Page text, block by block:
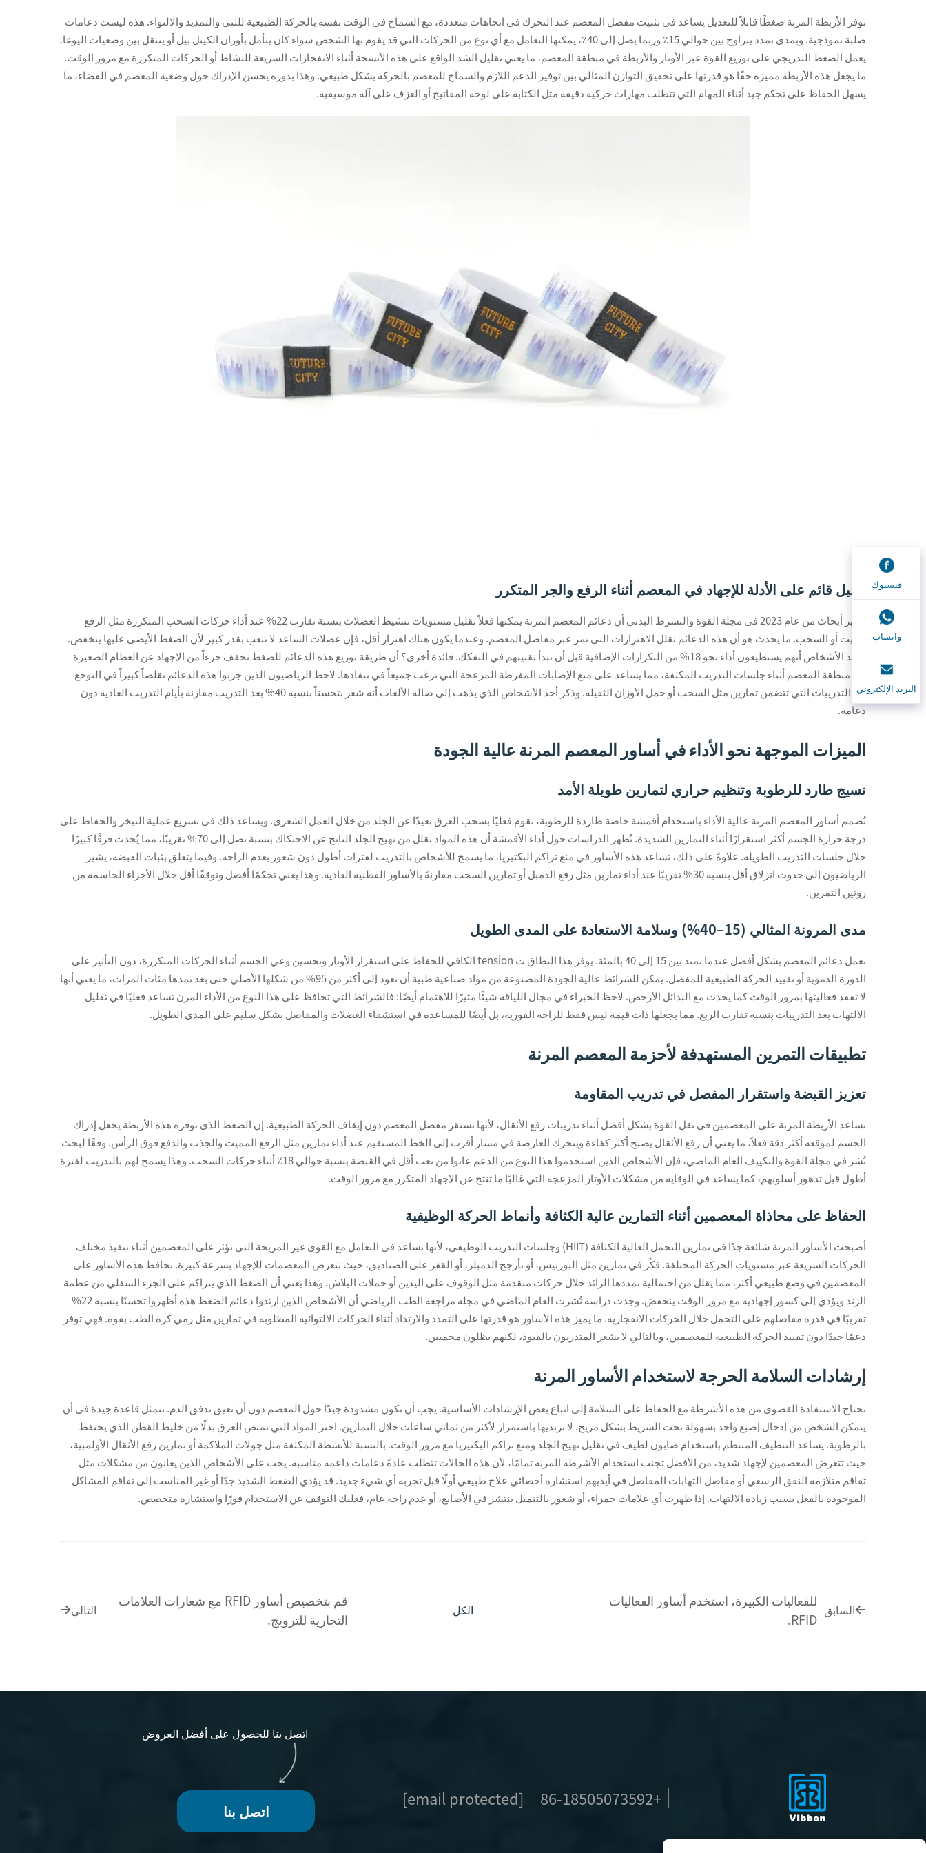
توفر الأربطة المرنة ضغطًا قابلاً للتعديل يساعد في تثبيت مفصل المعصم عند التحرك في اتجاهات متعددة، مع السماح في الوقت نفسه بالحركة الطبيعية للثني والتمديد والالتواء. هذه ليست دعامات
صلبة نموذجية. وبمدى تمدد يتراوح بين حوالي 15٪ وربما يصل إلى 40٪، يمكنها التعامل مع أي نوع من الحركات التي قد يقوم بها الشخص سواء كان يتأمل بأوزان الكيتل بيل أو ينتقل بين وضعيات اليوغا.
يعمل الضغط التدريجي على توزيع القوة عبر الأوتار والأربطة في منطقة المعصم، ما يعني تقليل الشد الواقع على هذه الأنسجة أثناء الانفجارات السريعة للنشاط أو الحركات المتكررة مع مرور الوقت.
ما يجعل هذه الأربطة مميزة حقًا هو قدرتها على تحقيق التوازن المثالي بين توفير الدعم اللازم والسماح للمعصم بالحركة بشكل طبيعي. وهذا بدوره يحسن الإدراك حول وضعية المعصم في الفضاء، ما
يسهل الحفاظ على تحكم جيد أثناء المهام التي تتطلب مهارات حركية دقيقة مثل الكتابة على لوحة المفاتيح أو العزف على آلة موسيقية.
تقليل قائم على الأدلة للإجهاد في المعصم أثناء الرفع والجر المتكرر
تُظهر أبحاث من عام 2023 في مجلة القوة والتشرط البدني أن دعائم المعصم المرنة يمكنها فعلاً تقليل مستويات تنشيط العضلات بنسبة تقارب 22% عند أداء حركات السحب المتكررة مثل الرفع
الميت أو السحب. ما يحدث هو أن هذه الدعائم تقلل الاهتزازات التي تمر عبر مفاصل المعصم. وعندما يكون هناك اهتزاز أقل، فإن عضلات الساعد لا تتعب بقدر كبير لأن الضغط الأيضي عليها ينخفض.
ويجد الأشخاص أنهم يستطيعون أداء نحو 18% من التكرارات الإضافية قبل أن تبدأ تقنيتهم في التفكك. فائدة أخرى؟ أن طريقة توزيع هذه الدعائم للضغط تخفف جزءاً من الإجهاد عن العظام الصغيرة
في منطقة المعصم أثناء جلسات التدريب المكثفة، مما يساعد على منع الإصابات المفرطة المزعجة التي نرغب جميعاً في تتفادها. لاحظ الرياضيون الذين جربوا هذه الدعائم تقلصاً كبيراً في التوجع
بعد التدريبات التي تتضمن تمارين مثل السحب أو حمل الأوزان الثقيلة. وذكر أحد الأشخاص الذي يذهب إلى صالة الألعاب أنه شعر بتحسناً بنسبة 40% بعد التدريب مقارنة بأيام التدريب العادية دون
دعامة.
الميزات الموجهة نحو الأداء في أساور المعصم المرنة عالية الجودة
نسيج طارد للرطوبة وتنظيم حراري لتمارين طويلة الأمد
تُصمم أساور المعصم المرنة عالية الأداء باستخدام أقمشة خاصة طاردة للرطوبة، تقوم فعليًا بسحب العرق بعيدًا عن الجلد من خلال العمل الشعري. ويساعد ذلك في تسريع عملية التبخر والحفاظ على
درجة حرارة الجسم أكثر استقرارًا أثناء التمارين الشديدة. تُظهر الدراسات حول أداء الأقمشة أن هذه المواد تقلل من تهيج الجلد الناتج عن الاحتكاك بنسبة تصل إلى 70% تقريبًا، مما يُحدث فرقًا كبيرًا
خلال جلسات التدريب الطويلة. علاوةً على ذلك، تساعد هذه الأساور في منع تراكم البكتيريا، ما يسمح للأشخاص بالتدريب لفترات أطول دون شعور بعدم الراحة. وفيما يتعلق بثبات القبضة، يشير
الرياضيون إلى حدوث انزلاق أقل بنسبة 30% تقريبًا عند أداء تمارين مثل رفع الدمبل أو تمارين السحب مقارنةً بالأساور القطنية العادية. وهذا يعني تحكمًا أفضل وتوقفًا أقل خلال الأجزاء الحاسمة من
روتين التمرين.
مدى المرونة المثالي (15–40%) وسلامة الاستعادة على المدى الطويل
تعمل دعائم المعصم بشكل أفضل عندما تمتد بين 15 إلى 40 بالمئة. يوفر هذا النطاق ت tension الكافي للحفاظ على استقرار الأوتار وتحسين وعي الجسم أثناء الحركات المتكررة، دون التأثير على
الدورة الدموية أو تقييد الحركة الطبيعية للمفصل. يمكن للشرائط عالية الجودة المصنوعة من مواد صناعية طبية أن تعود إلى أكثر من 95% من شكلها الأصلي حتى بعد تمدها مئات المرات، ما يعني أنها
لا تفقد فعاليتها بمرور الوقت كما يحدث مع البدائل الأرخص. لاحظ الخبراء في مجال اللياقة شيئًا مثيرًا للاهتمام أيضًا: فالشرائط التي تحافظ على هذا النوع من الأداء المرن تساعد فعليًا في تقليل
الالتهاب بعد التدريبات بنسبة تقارب الربع. مما يجعلها ذات قيمة ليس فقط للراحة الفورية، بل أيضًا للمساعدة في استشفاء العضلات والمفاصل بشكل سليم على المدى الطويل.
تطبيقات التمرين المستهدفة لأحزمة المعصم المرنة
تعزيز القبضة واستقرار المفصل في تدريب المقاومة
تساعد الأربطة المرنة على المعصمين في نقل القوة بشكل أفضل أثناء تدريبات رفع الأثقال، لأنها تستقر مفصل المعصم دون إيقاف الحركة الطبيعية. إن الضغط الذي توفره هذه الأربطة يجعل إدراك
الجسم لموقعه أكثر دقة فعلاً، ما يعني أن رفع الأثقال يصبح أكثر كفاءة ويتحرك العارضة في مسار أقرب إلى الخط المستقيم عند أداء تمارين مثل الرفع المميت والجذب والدفع فوق الرأس. وفقًا لبحث
نُشر في مجلة القوة والتكييف العام الماضي، فإن الأشخاص الذين استخدموا هذا النوع من الدعم عانوا من تعب أقل في القبضة بنسبة حوالي 18٪ أثناء حركات السحب. وهذا يسمح لهم بالتدريب لفترة
أطول قبل تدهور أسلوبهم، كما يساعد في الوقاية من مشكلات الأوتار المزعجة التي غالبًا ما تنتج عن الإجهاد المتكرر مع مرور الوقت.
الحفاظ على محاذاة المعصمين أثناء التمارين عالية الكثافة وأنماط الحركة الوظيفية
أصبحت الأساور المرنة شائعة جدًا في تمارين التحمل العالية الكثافة (HIIT) وجلسات التدريب الوظيفي، لأنها تساعد في التعامل مع القوى غير المريحة التي تؤثر على المعصمين أثناء تنفيذ مختلف
الحركات السريعة عبر مستويات الحركة المختلفة. فكّر في تمارين مثل البوربيس، أو تأرجح الدمبلز، أو القفز على الصناديق، حيث تتعرض المعصمات للإجهاد بسرعة كبيرة. تحافظ هذه الأساور على
المعصمين في وضع طبيعي أكثر، مما يقلل من احتمالية تمددها الزائد خلال حركات متقدمة مثل الوقوف على اليدين أو حملات البلاش. وهذا يعني أن الضغط الذي يتراكم على الجزء السفلي من عظمة
الزند ويؤدي إلى كسور إجهادية مع مرور الوقت ينخفض. وجدت دراسة نُشرت العام الماضي في مجلة مراجعة الطب الرياضي أن الأشخاص الذين ارتدوا دعائم الضغط هذه أظهروا تحسنًا بنسبة 22%
تقريبًا في قدرة مفاصلهم على التحمل خلال الحركات الانفجارية. ما يميز هذه الأساور هو قدرتها على التمدد والارتداد أثناء الحركات الالتوائية المطلوبة في تمارين مثل رمي كرة الطب بقوة. فهي توفر
دعمًا جيدًا دون تقييد الحركة الطبيعية للمعصمين، وبالتالي لا يشعر المتدربون بالقيود، لكنهم يظلون محميين.
إرشادات السلامة الحرجة لاستخدام الأساور المرنة
تحتاج الاستفادة القصوى من هذه الأشرطة مع الحفاظ على السلامة إلى اتباع بعض الإرشادات الأساسية. يجب أن تكون مشدودة جيدًا حول المعصم دون أن تعيق تدفق الدم. تتمثل قاعدة جيدة في أن
يتمكن الشخص من إدخال إصبع واحد بسهولة تحت الشريط بشكل مريح. لا ترتديها باستمرار لأكثر من ثماني ساعات خلال التمارين. اختر المواد التي تمتص العرق بدلًا من خليط القطن الذي يحتفظ
بالرطوبة. يساعد التنظيف المنتظم باستخدام صابون لطيف في تقليل تهيج الجلد ومنع تراكم البكتيريا مع مرور الوقت. بالنسبة للأنشطة المكثفة مثل جولات الملاكمة أو تمارين رفع الأثقال الأولمبية،
حيث تتعرض المعصمين لإجهاد شديد، من الأفضل تجنب استخدام الأشرطة المرنة تمامًا، لأن هذه الحالات تتطلب عادةً دعامات داعمة مناسبة. يجب على الأشخاص الذين يعانون من مشكلات مثل
تفاقم متلازمة النفق الرسغي أو مفاصل التهابات المفاصل في أيديهم استشارة أخصائي علاج طبيعي أولًا قبل تجربة أي شيء جديد. قد يؤدي الضغط الشديد جدًا أو غير المناسب إلى تفاقم المشاكل
الموجودة بالفعل بسبب زيادة الالتهاب. إذا ظهرت أي علامات حمراء، أو شعور بالتنميل ينتشر في الأصابع، أو عدم راحة عام، فعليك التوقف عن الاستخدام فورًا واستشارة متخصص.
السابق
للفعاليات الكبيرة، استخدم أساور الفعاليات
RFID.
الكل التالي
قم بتخصيص أساور RFID مع شعارات العلامات
التجارية للترويج.
فيسبوك
واتساب
البريد الإلكتروني
+86-18505073592
[email protected]
اتصل بنا للحصول على أفضل العروض
اتصل بنا